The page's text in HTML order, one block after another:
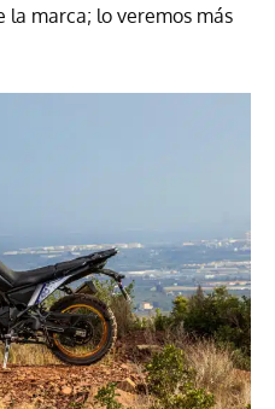
la marca; lo veremos más